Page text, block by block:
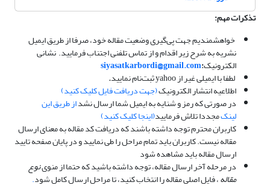
تذکرات مهم:
خواهشمندیم جهت پی‌گیری وضعیت مقاله خود، صرفا از طریق ایمیل
نشریه به شرح زیر اقدام و از تماس تلفنی اجتناب فرمایید. نشانی
الکترونیک:
siyasatkarbordi@gmail.com
لطفا با ایمیلی غیر از yahoo ثبت‌نام نمایید .
اطلاعیه انتشار الکترونیک(جهت دریافت فایل کلیک کنید)
در صورتی که رمز و شنایه به ایمیل شما ارسال نشداز طریق این
لینکمجددا تلاش فرمایید(اینجا کلیک کنید)
کاربران محترم توجه داشته باشند که دریافت کد مقاله به معنای ارسال
مقاله نیست. کاربران باید تمام مراحل را طی نمایید و در پایان صفحه تایید
ارسال مقاله باید مشاهده شود
در مرحله آخر ارسال مقاله، توجه داشته باشید که حتما از منوینوع
مقاله، فایل اصلی مقاله را انتخاب کنید، تا مراحل ارسال کامل شود.